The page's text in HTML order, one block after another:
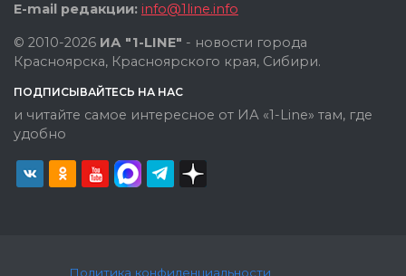
E-mail редакции: info@1line.info
© 2010-2026 ИА "1-LINE" - новости города
Красноярска, Красноярского края, Сибири.
ПОДПИСЫВАЙТЕСЬ НА НАС
и читайте самое интересное от ИА «1-Line» там, где
удобно
Политика конфиденциальности